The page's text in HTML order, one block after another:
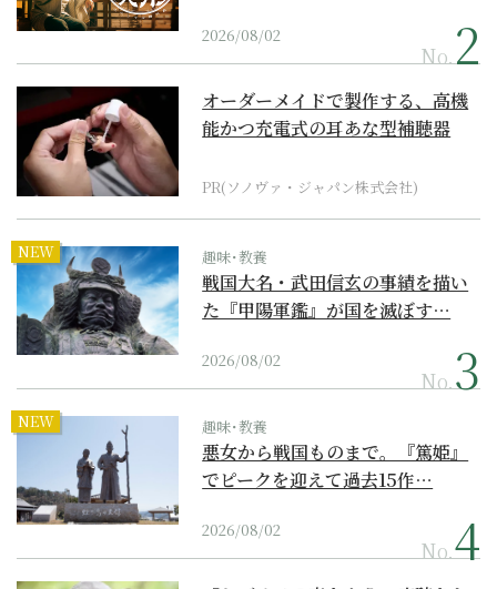
2026/08/02
No.
オーダーメイドで製作する、高機
能かつ充電式の耳あな型補聴器
PR(ソノヴァ・ジャパン株式会社)
NEW 趣味･教養
戦国大名・武田信玄の事績を描い
た『甲陽軍鑑』が国を滅ぼす…
2026/08/02
No.
NEW 趣味･教養
悪女から戦国ものまで。『篤姫』
でピークを迎えて過去15作…
2026/08/02
No.